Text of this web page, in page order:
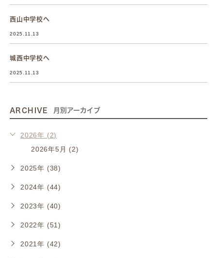
西山中学校へ
2025.11.13
城西中学校へ
2025.11.13
ARCHIVE 月別アーカイブ
2026年 (2)
2026年5月 (2)
2025年 (38)
2024年 (44)
2023年 (40)
2022年 (51)
2021年 (42)